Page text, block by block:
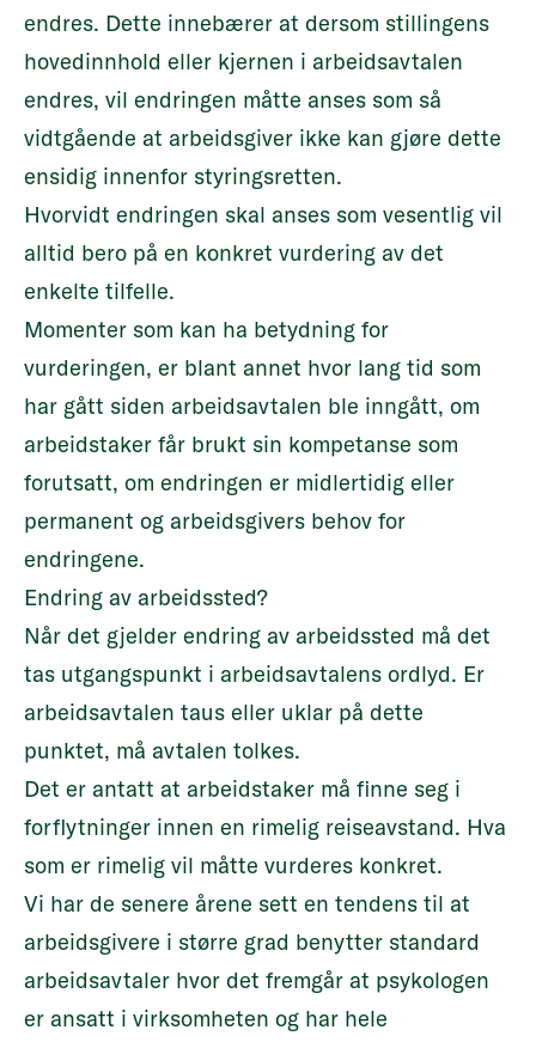
endres. Dette innebærer at dersom stillingens
hovedinnhold eller kjernen i arbeidsavtalen
endres, vil endringen måtte anses som så
vidtgående at arbeidsgiver ikke kan gjøre dette
ensidig innenfor styringsretten.
Hvorvidt endringen skal anses som vesentlig vil
alltid bero på en konkret vurdering av det
enkelte tilfelle.
Momenter som kan ha betydning for
vurderingen, er blant annet hvor lang tid som
har gått siden arbeidsavtalen ble inngått, om
arbeidstaker får brukt sin kompetanse som
forutsatt, om endringen er midlertidig eller
permanent og arbeidsgivers behov for
endringene.
Endring av arbeidssted?
Når det gjelder endring av arbeidssted må det
tas utgangspunkt i arbeidsavtalens ordlyd. Er
arbeidsavtalen taus eller uklar på dette
punktet, må avtalen tolkes.
Det er antatt at arbeidstaker må finne seg i
forflytninger innen en rimelig reiseavstand. Hva
som er rimelig vil måtte vurderes konkret.
Vi har de senere årene sett en tendens til at
arbeidsgivere i større grad benytter standard
arbeidsavtaler hvor det fremgår at psykologen
er ansatt i virksomheten og har hele